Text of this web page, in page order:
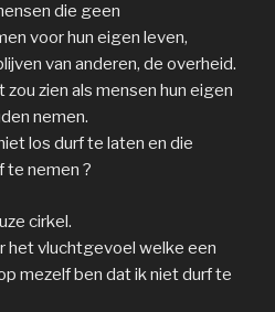
die geen
voor hun eigen leven,
van anderen, de overheid.
zien als mensen hun eigen
nemen.
los durf te laten en die
te nemen ?
cirkel.
het vluchtgevoel welke een
mezelf ben dat ik niet durf te